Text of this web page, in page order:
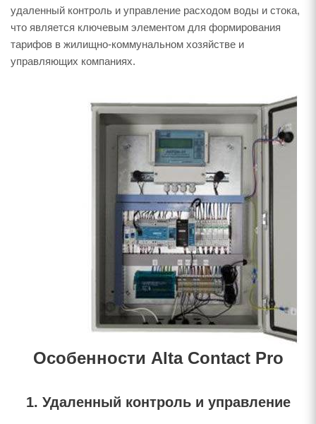
удаленный контроль и управление расходом воды и стока,
что является ключевым элементом для формирования
тарифов в жилищно-коммунальном хозяйстве и
управляющих компаниях.
Особенности Alta Contact Pro
1. Удаленный контроль и управление